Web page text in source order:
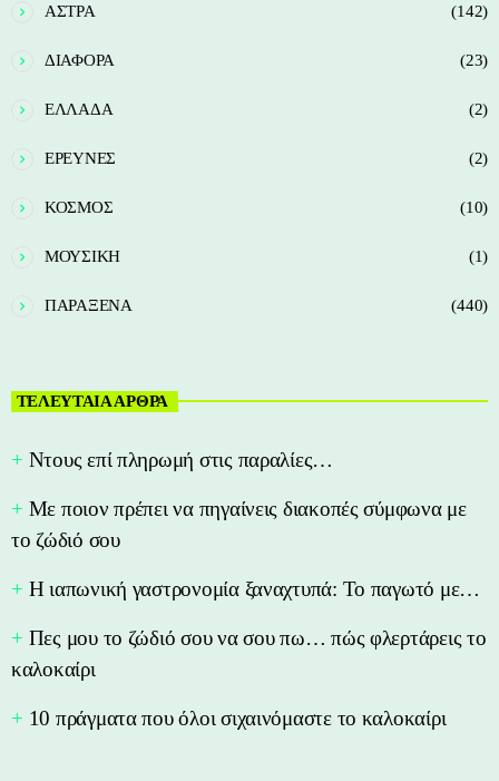
ΑΣΤΡΑ (142)
ΔΙΑΦΟΡΑ (23)
ΕΛΛΑΔΑ (2)
ΕΡΕΥΝΕΣ (2)
ΚΟΣΜΟΣ (10)
ΜΟΥΣΙΚΗ (1)
ΠΑΡΑΞΕΝΑ (440)
ΤΕΛΕΥΤΑΙΑ ΑΡΘΡΑ
Nτους επί πληρωμή στις παραλίες…
Με ποιον πρέπει να πηγαίνεις διακοπές σύμφωνα με
το ζώδιό σου
Η ιαπωνική γαστρονομία ξαναχτυπά: Το παγωτό με…
Πες μου το ζώδιό σου να σου πω… πώς φλερτάρεις το
καλοκαίρι
10 πράγματα που όλοι σιχαινόμαστε το καλοκαίρι